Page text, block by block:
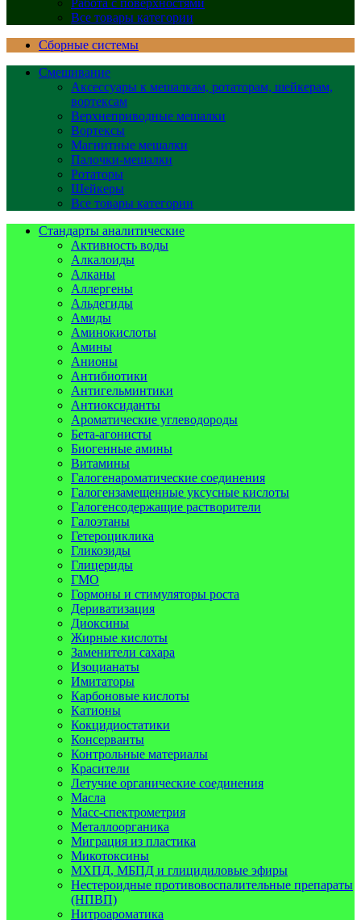
Работа с поверхностями
Все товары категории
Сборные системы
Смешивание
Аксессуары к мешалкам, ротаторам, шейкерам,
вортексам
Верхнеприводные мешалки
Вортексы
Магнитные мешалки
Палочки-мешалки
Ротаторы
Шейкеры
Все товары категории
Стандарты аналитические
Активность воды
Алкалоиды
Алканы
Аллергены
Альдегиды
Амиды
Аминокислоты
Амины
Анионы
Антибиотики
Антигельминтики
Антиоксиданты
Ароматические углеводороды
Бета-агонисты
Биогенные амины
Витамины
Галогенароматические соединения
Галогензамещенные уксусные кислоты
Галогенсодержащие растворители
Галоэтаны
Гетероциклика
Гликозиды
Глицериды
ГМО
Гормоны и стимуляторы роста
Дериватизация
Диоксины
Жирные кислоты
Заменители сахара
Изоцианаты
Имитаторы
Карбоновые кислоты
Катионы
Кокцидиостатики
Консерванты
Контрольные материалы
Красители
Летучие органические соединения
Масла
Масс-спектрометрия
Металлоорганика
Миграция из пластика
Микотоксины
МХПД, МБПД и глицидиловые эфиры
Нестероидные противовоспалительные препараты
(НПВП)
Нитроароматика